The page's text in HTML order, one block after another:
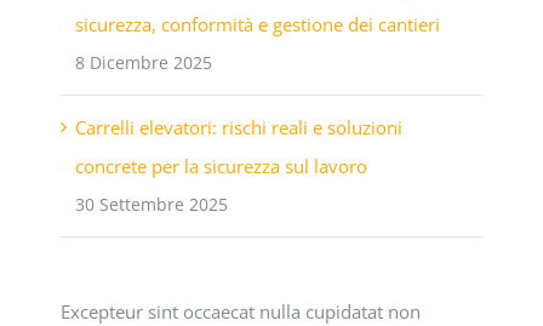
sicurezza, conformità e gestione dei cantieri
8 Dicembre 2025
Carrelli elevatori: rischi reali e soluzioni
concrete per la sicurezza sul lavoro
30 Settembre 2025
Excepteur sint occaecat nulla cupidatat non